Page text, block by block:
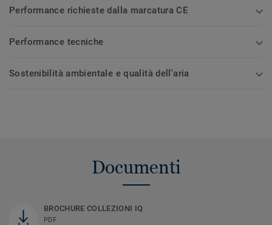
Performance richieste dalla marcatura CE
Performance tecniche
Sostenibilità ambientale e qualità dell'aria
Documenti
BROCHURE COLLEZIONI IQ
PDF